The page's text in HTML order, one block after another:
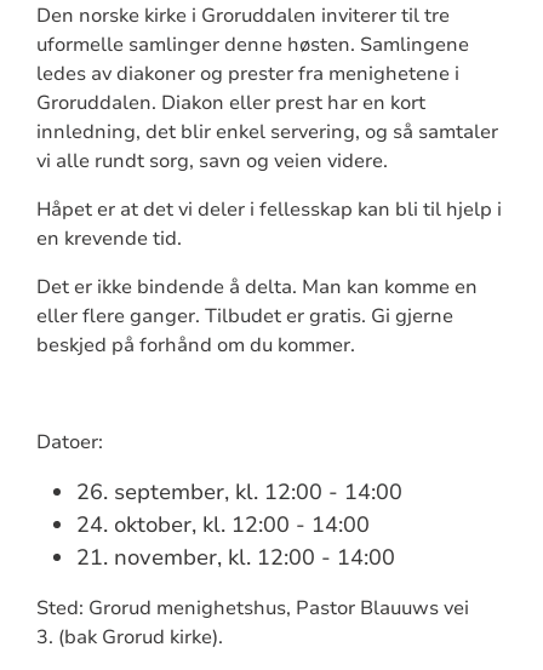
Den norske kirke i Groruddalen inviterer til tre
uformelle samlinger denne høsten. Samlingene
ledes av diakoner og prester fra menighetene i
Groruddalen. Diakon eller prest har en kort
innledning, det blir enkel servering, og så samtaler
vi alle rundt sorg, savn og veien videre.
Håpet er at det vi deler i fellesskap kan bli til hjelp i
en krevende tid.
Det er ikke bindende å delta. Man kan komme en
eller flere ganger. Tilbudet er gratis. Gi gjerne
beskjed på forhånd om du kommer.
Datoer:
26. september, kl. 12:00 - 14:00
24. oktober, kl. 12:00 - 14:00
21. november, kl. 12:00 - 14:00
Sted: Grorud menighetshus, Pastor Blauuws vei
3. (bak Grorud kirke).